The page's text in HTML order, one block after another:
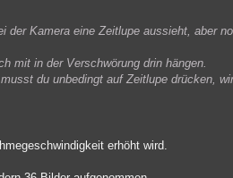
der Kamera eine Zeitlupe aussieht, aber
mit in der Verschwörung drin hängen.
du unbedingt auf Zeitlupe drücken,
erhöht wird.